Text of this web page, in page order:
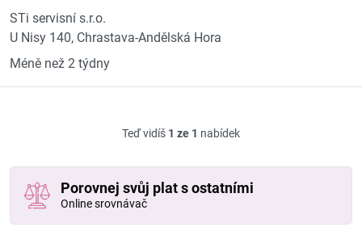
STi servisní s.r.o.
U Nisy 140, Chrastava-Andělská Hora
Méně než 2 týdny
Teď vidíš 1 ze 1 nabídek
Porovnej svůj plat s ostatními
Online srovnávač